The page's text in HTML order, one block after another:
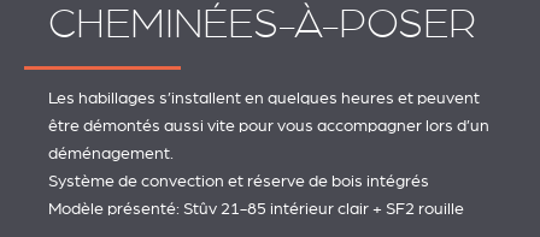
CHEMINÉES-À-POSER
Les habillages s’installent en quelques heures et peuvent
être démontés aussi vite pour vous accompagner lors d’un
déménagement.
Système de convection et réserve de bois intégrés
Modèle présenté: Stûv 21-85 intérieur clair + SF2 rouille